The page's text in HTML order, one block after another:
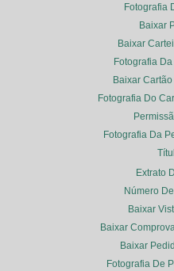
Fotografia
Baixar
Baixar
Fotografia
Baixar
Fotografia Do
Fotografia Da
Extrato
Número
Baixar
Baixar
Baixar
Fotografia De